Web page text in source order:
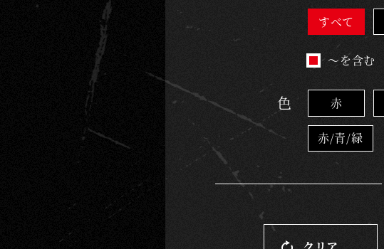
すべて
～を含む
色 赤
赤/青/緑